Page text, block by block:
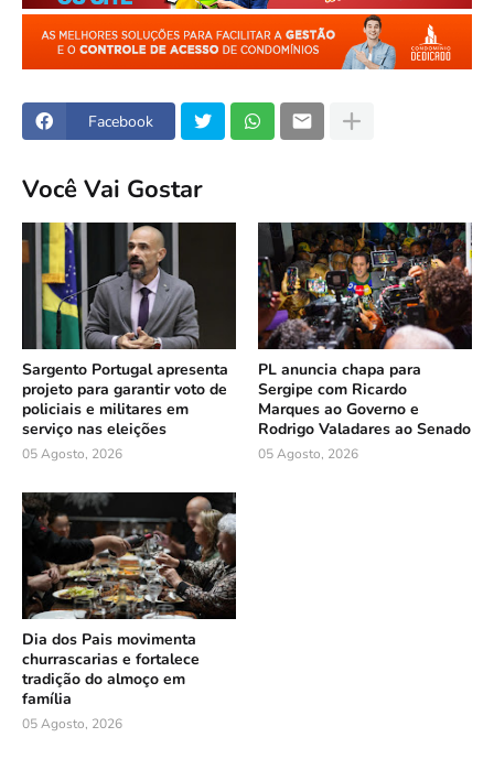
Facebook
Você Vai Gostar
Sargento Portugal apresenta
projeto para garantir voto de
policiais e militares em
serviço nas eleições
05 Agosto, 2026
PL anuncia chapa para
Sergipe com Ricardo
Marques ao Governo e
Rodrigo Valadares ao Senado
05 Agosto, 2026
Dia dos Pais movimenta
churrascarias e fortalece
tradição do almoço em
família
05 Agosto, 2026